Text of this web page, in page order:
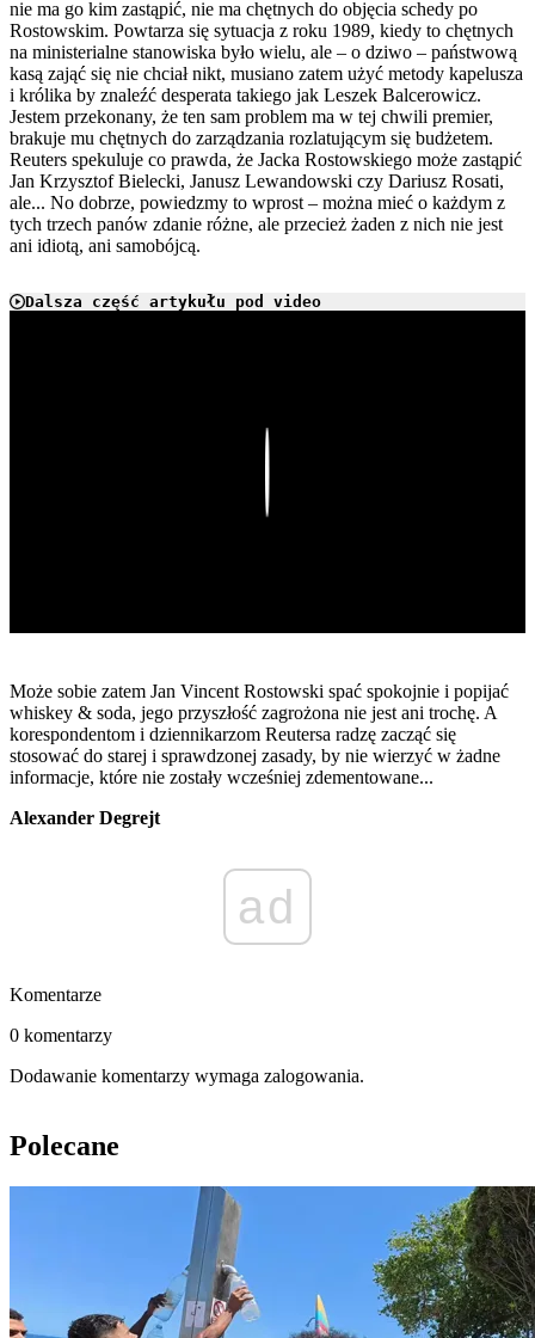
nie ma go kim zastąpić, nie ma chętnych do objęcia schedy po
Rostowskim. Powtarza się sytuacja z roku 1989, kiedy to chętnych
na ministerialne stanowiska było wielu, ale – o dziwo – państwową
kasą zająć się nie chciał nikt, musiano zatem użyć metody kapelusza
i królika by znaleźć desperata takiego jak Leszek Balcerowicz.
Jestem przekonany, że ten sam problem ma w tej chwili premier,
brakuje mu chętnych do zarządzania rozlatującym się budżetem.
Reuters spekuluje co prawda, że Jacka Rostowskiego może zastąpić
Jan Krzysztof Bielecki, Janusz Lewandowski czy Dariusz Rosati,
ale... No dobrze, powiedzmy to wprost – można mieć o każdym z
tych trzech panów zdanie różne, ale przecież żaden z nich nie jest
ani idiotą, ani samobójcą.
Dalsza część artykułu pod video
Może sobie zatem Jan Vincent Rostowski spać spokojnie i popijać
whiskey & soda, jego przyszłość zagrożona nie jest ani trochę. A
korespondentom i dziennikarzom Reutersa radzę zacząć się
stosować do starej i sprawdzonej zasady, by nie wierzyć w żadne
informacje, które nie zostały wcześniej zdementowane...
Alexander Degrejt
ad
Komentarze
0 komentarzy
Dodawanie komentarzy wymaga zalogowania.
Polecane